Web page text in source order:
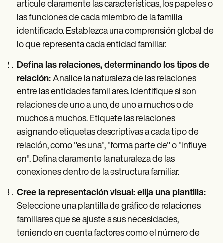
articule claramente las características, los papeles o
las funciones de cada miembro de la familia
identificado. Establezca una comprensión global de
lo que representa cada entidad familiar.
Defina las relaciones, determinando los tipos de
relación: Analice la naturaleza de las relaciones
entre las entidades familiares. Identifique si son
relaciones de uno a uno, de uno a muchos o de
muchos a muchos. Etiquete las relaciones
asignando etiquetas descriptivas a cada tipo de
relación, como "es una", "forma parte de" o "influye
en". Defina claramente la naturaleza de las
conexiones dentro de la estructura familiar.
Cree la representación visual: elija una plantilla:
Seleccione una plantilla de gráfico de relaciones
familiares que se ajuste a sus necesidades,
teniendo en cuenta factores como el número de